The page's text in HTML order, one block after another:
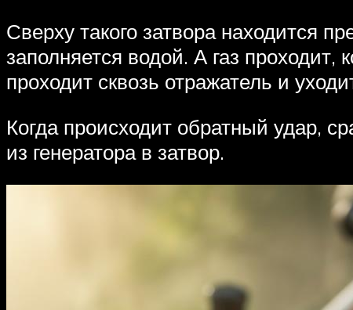
Сверху такого затвора находится
заполняется водой. А газ проходит,
проходит сквозь отражатель и
Когда происходит обратный удар,
из генератора в затвор.